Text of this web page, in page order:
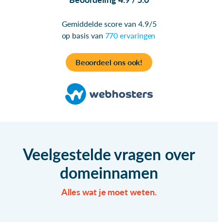
Gemiddelde score van 4.9/5
op basis van 770 ervaringen
Beoordeel ons ook!
Veelgestelde vragen over
domeinnamen
Alles wat je moet weten.